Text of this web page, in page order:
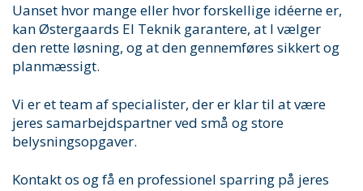
Uanset hvor mange eller hvor forskellige idéerne er,
kan Østergaards El Teknik garantere, at I vælger
den rette løsning, og at den gennemføres sikkert og
planmæssigt.
Vi er et team af specialister, der er klar til at være
jeres samarbejdspartner ved små og store
belysningsopgaver.
Kontakt os og få en professionel sparring på jeres